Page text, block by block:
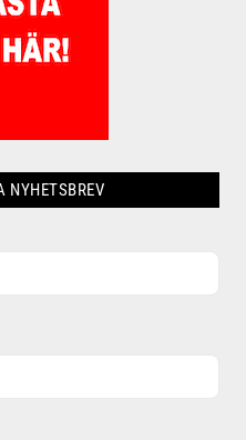
NYHETSBREV